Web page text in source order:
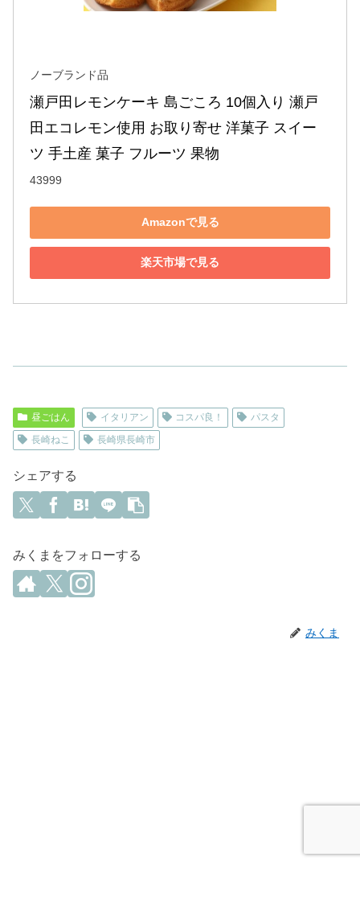
ノーブランド品
瀬戸田レモンケーキ 島ごころ 10個入り 瀬戸
田エコレモン使用 お取り寄せ 洋菓子 スイー
ツ 手土産 菓子 フルーツ 果物
43999
Amazonで見る
楽天市場で見る
昼ごはん イタリアン コスパ良！
パスタ
長崎ねこ
長崎県長崎市
シェアする
みくまをフォローする
みくま